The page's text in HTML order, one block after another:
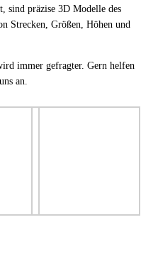
sind präzise 3D Modelle des
Strecken, Größen, Höhen und
immer gefragter. Gern helfen
an.